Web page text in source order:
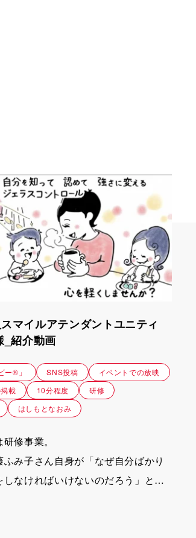
マイルアテンダントユニティ
_紹介動画
ー®」 SNS投稿
イベントでの放映
載
10分程度
研修
はしもとなおみ
修事業。
み子さん自身が「なぜ自分ばかり
しなければいけないのだろう」とい